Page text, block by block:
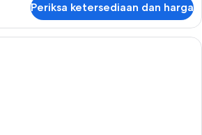
Periksa ketersediaan dan harga
Seprai katun Mesir, seprai premium,